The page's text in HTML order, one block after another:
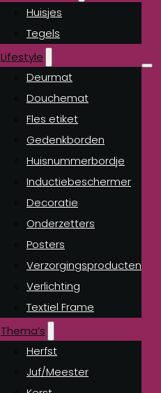
Huisjes
Tegels
Lifestyle
Deurmat
Douchemat
Fles etiket
Gedenkborden
Huisnummerbordje
Inductiebeschermer
Decoratie
Onderzetters
Posters
Verzorgingsproducten
Verlichting
Textiel Frame
Thema’s
Herfst
Juf/Meester